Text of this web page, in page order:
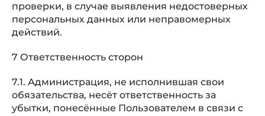
проверки, в случае выявления недостоверных
персональных данных или неправомерных
действий.
7 Ответственность сторон
7.1. Администрация, не исполнившая свои
обязательства, несёт ответственность за
убытки, понесённые Пользователем в связи с